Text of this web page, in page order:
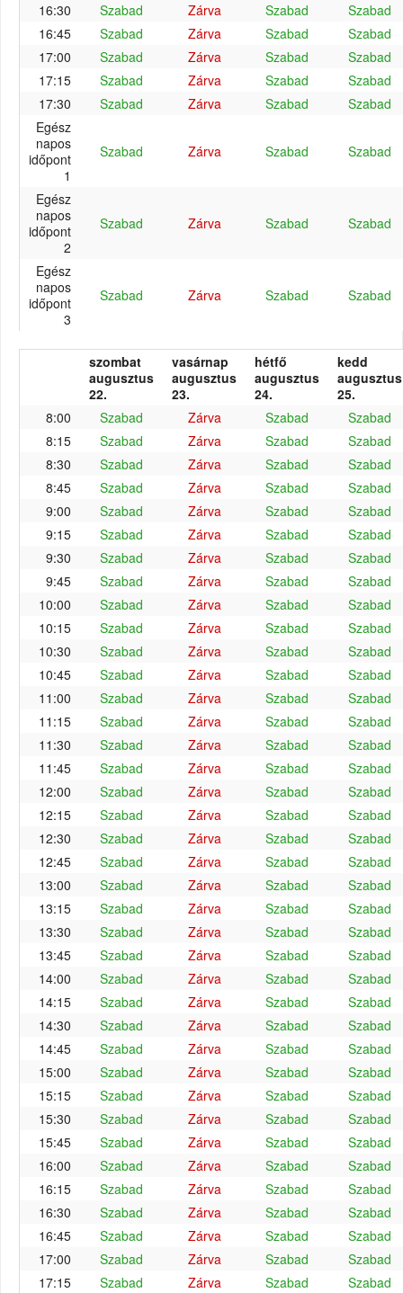
16:30 Szabad Zárva Szabad
Szabad
16:45
Szabad Zárva Szabad
Szabad
17:00
Szabad Zárva Szabad
Szabad
17:15
Szabad Zárva Szabad
Szabad
17:30
Szabad Zárva Szabad
Szabad
Egész
napos
időpont
1
Szabad Zárva Szabad Szabad
Egész
napos
időpont
2
Szabad Zárva Szabad Szabad
Egész
napos
időpont
3
Szabad Zárva Szabad Szabad
szombat
augusztus
22.
vasárnap
augusztus
23.
hétfő
augusztus
24.
kedd
augusztus
25.
8:00
Szabad Zárva Szabad
Szabad
8:15
Szabad Zárva Szabad
Szabad
8:30
Szabad Zárva Szabad
Szabad
8:45
Szabad Zárva Szabad
Szabad
9:00
Szabad Zárva Szabad
Szabad
9:15
Szabad Zárva Szabad
Szabad
9:30
Szabad Zárva Szabad
Szabad
9:45
Szabad Zárva Szabad
Szabad
10:00
Szabad Zárva Szabad
Szabad
10:15
Szabad Zárva Szabad
Szabad
10:30
Szabad Zárva Szabad
Szabad
10:45
Szabad Zárva Szabad
Szabad
11:00
Szabad Zárva Szabad
Szabad
11:15
Szabad Zárva Szabad
Szabad
11:30
Szabad Zárva Szabad
Szabad
11:45
Szabad Zárva Szabad
Szabad
12:00
Szabad Zárva Szabad
Szabad
12:15
Szabad Zárva Szabad
Szabad
12:30
Szabad Zárva Szabad
Szabad
12:45
Szabad Zárva Szabad
Szabad
13:00
Szabad Zárva Szabad
Szabad
13:15
Szabad Zárva Szabad
Szabad
13:30
Szabad Zárva Szabad
Szabad
13:45
Szabad Zárva Szabad
Szabad
14:00
Szabad Zárva Szabad
Szabad
14:15
Szabad Zárva Szabad
Szabad
14:30
Szabad Zárva Szabad
Szabad
14:45
Szabad Zárva Szabad
Szabad
15:00
Szabad Zárva Szabad
Szabad
15:15
Szabad Zárva Szabad
Szabad
15:30
Szabad Zárva Szabad
Szabad
15:45
Szabad Zárva Szabad
Szabad
16:00
Szabad Zárva Szabad
Szabad
16:15
Szabad Zárva Szabad
Szabad
16:30
Szabad Zárva Szabad
Szabad
16:45
Szabad Zárva Szabad
Szabad
17:00
Szabad Zárva Szabad
Szabad
17:15
Szabad Zárva Szabad
Szabad